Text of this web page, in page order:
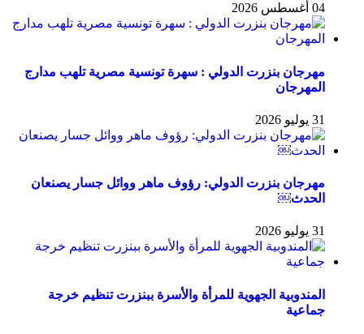
04 أغسطس 2026
مهرجان بنزرت الدولي : سهرة تونسية مصرية تلهب مدارج
المهرجان
31 يوليو 2026
مهرجان بنزرت الدولي: رؤوف ماهر ووائل جسار يصنعان
الحدث￼
31 يوليو 2026
المندوبية الجهوية للمرأة والأسرة ببنزرت تنظيم خرجة
جماعية